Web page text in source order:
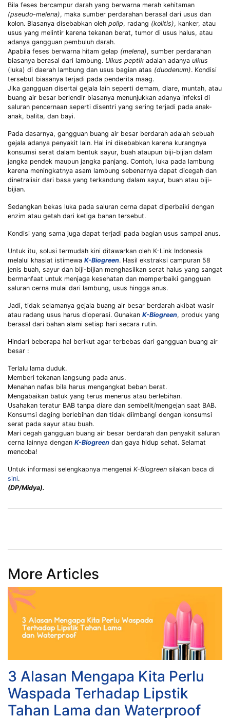
Bila feses bercampur darah yang berwarna merah kehitaman
(pseudo-melena), maka sumber perdarahan berasal dari usus dan
kolon. Biasanya disebabkan oleh polip, radang (kolitis), kanker, atau
usus yang melintir karena tekanan berat, tumor di usus halus, atau
adanya gangguan pembuluh darah.
Apabila feses berwarna hitam gelap (melena), sumber perdarahan
biasanya berasal dari lambung. Ulkus peptik adalah adanya ulkus
(luka) di daerah lambung dan usus bagian atas (duodenum). Kondisi
tersebut biasanya terjadi pada penderita maag.
Jika gangguan disertai gejala lain seperti demam, diare, muntah, atau
buang air besar berlendir biasanya menunjukkan adanya infeksi di
saluran pencernaan seperti disentri yang sering terjadi pada anak-
anak, balita, dan bayi.
Pada dasarnya, gangguan buang air besar berdarah adalah sebuah
gejala adanya penyakit lain. Hal ini disebabkan karena kurangnya
konsumsi serat dalam bentuk sayur, buah ataupun biji-bijian dalam
jangka pendek maupun jangka panjang. Contoh, luka pada lambung
karena meningkatnya asam lambung sebenarnya dapat dicegah dan
dinetralisir dari basa yang terkandung dalam sayur, buah atau biji-
bijian.
Sedangkan bekas luka pada saluran cerna dapat diperbaiki dengan
enzim atau getah dari ketiga bahan tersebut.
Kondisi yang sama juga dapat terjadi pada bagian usus sampai anus.
Untuk itu, solusi termudah kini ditawarkan oleh K-Link Indonesia
melalui khasiat istimewa K-Biogreen. Hasil ekstraksi campuran 58
jenis buah, sayur dan biji-bijian menghasilkan serat halus yang sangat
bermanfaat untuk menjaga kesehatan dan memperbaiki gangguan
saluran cerna mulai dari lambung, usus hingga anus.
Jadi, tidak selamanya gejala buang air besar berdarah akibat wasir
atau radang usus harus dioperasi. Gunakan K-Biogreen, produk yang
berasal dari bahan alami setiap hari secara rutin.
Hindari beberapa hal berikut agar terbebas dari gangguan buang air
besar :
Terlalu lama duduk.
Memberi tekanan langsung pada anus.
Menahan nafas bila harus mengangkat beban berat.
Mengabaikan batuk yang terus menerus atau berlebihan.
Usahakan teratur BAB tanpa diare dan sembelit/mengejan saat BAB.
Konsumsi daging berlebihan dan tidak diimbangi dengan konsumsi
serat pada sayur atau buah.
Mari cegah gangguan buang air besar berdarah dan penyakit saluran
cerna lainnya dengan K-Biogreen dan gaya hidup sehat. Selamat
mencoba!
Untuk informasi selengkapnya mengenai K-Biogreen silakan baca di
sini.
(DP/Midya).
More Articles
3 Alasan Mengapa Kita Perlu
Waspada Terhadap Lipstik
Tahan Lama dan Waterproof